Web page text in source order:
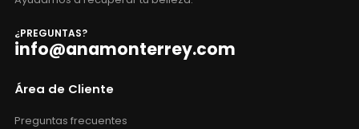
¿PREGUNTAS?
info@anamonterrey.com
Área de Cliente
Preguntas frecuentes